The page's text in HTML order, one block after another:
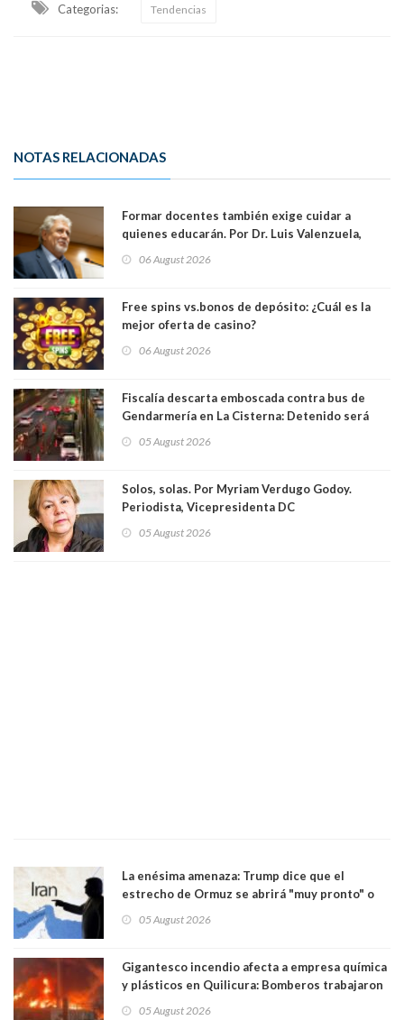
Categorias: Tendencias
NOTAS RELACIONADAS
Formar docentes también exige cuidar a
quienes educarán. Por Dr. Luis Valenzuela,
Académicos U. Católica Silva Henríquez
06 August 2026
Free spins vs.bonos de depósito: ¿Cuál es la
mejor oferta de casino?
06 August 2026
Fiscalía descarta emboscada contra bus de
Gendarmería en La Cisterna: Detenido será
05 August 2026
Solos, solas. Por Myriam Verdugo Godoy.
Periodista, Vicepresidenta DC
05 August 2026
La enésima amenaza: Trump dice que el
estrecho de Ormuz se abrirá "muy pronto" o
05 August 2026
Gigantesco incendio afecta a empresa química
y plásticos en Quilicura: Bomberos trabajaron
05 August 2026